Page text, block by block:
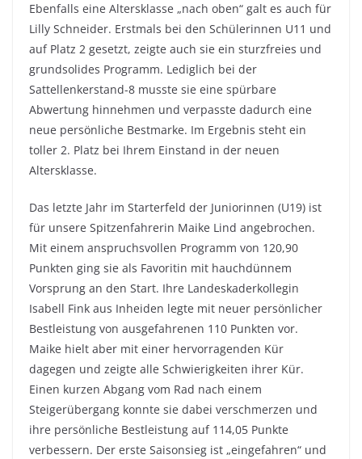
Ebenfalls eine Altersklasse „nach oben“ galt es auch für
Lilly Schneider. Erstmals bei den Schülerinnen U11 und
auf Platz 2 gesetzt, zeigte auch sie ein sturzfreies und
grundsolides Programm. Lediglich bei der
Sattellenkerstand-8 musste sie eine spürbare
Abwertung hinnehmen und verpasste dadurch eine
neue persönliche Bestmarke. Im Ergebnis steht ein
toller 2. Platz bei Ihrem Einstand in der neuen
Altersklasse.
Das letzte Jahr im Starterfeld der Juniorinnen (U19) ist
für unsere Spitzenfahrerin Maike Lind angebrochen.
Mit einem anspruchsvollen Programm von 120,90
Punkten ging sie als Favoritin mit hauchdünnem
Vorsprung an den Start. Ihre Landeskaderkollegin
Isabell Fink aus Inheiden legte mit neuer persönlicher
Bestleistung von ausgefahrenen 110 Punkten vor.
Maike hielt aber mit einer hervorragenden Kür
dagegen und zeigte alle Schwierigkeiten ihrer Kür.
Einen kurzen Abgang vom Rad nach einem
Steigerübergang konnte sie dabei verschmerzen und
ihre persönliche Bestleistung auf 114,05 Punkte
verbessern. Der erste Saisonsieg ist „eingefahren“ und